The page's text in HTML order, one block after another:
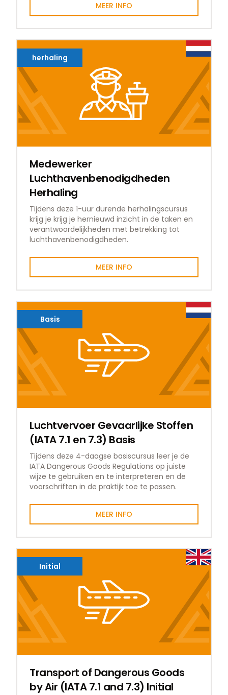
MEER INFO
herhaling
Medewerker
Luchthavenbenodigdheden
Herhaling
Tijdens deze 1-uur durende herhalingscursus
krijg je krijg je hernieuwd inzicht in de taken en
verantwoordelijkheden met betrekking tot
luchthavenbenodigdheden.
MEER INFO
Basis
Luchtvervoer Gevaarlijke Stoffen
(IATA 7.1 en 7.3) Basis
Tijdens deze 4-daagse basiscursus leer je de
IATA Dangerous Goods Regulations op juiste
wijze te gebruiken en te interpreteren en de
voorschriften in de praktijk toe te passen.
MEER INFO
Initial
Transport of Dangerous Goods
by Air (IATA 7.1 and 7.3) Initial